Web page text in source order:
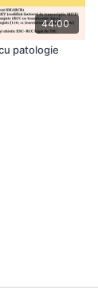
44:00
patologie